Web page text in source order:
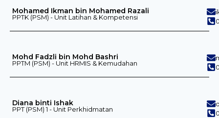
Mohamed Ikman bin Mohamed Razali
PPTK (PSM) - Unit Latihan & Kompetensi
Mohd Fadzli bin Mohd Bashri
PPTM (PSM) - Unit HRMIS & Kemudahan
Diana binti Ishak
PPT (PSM) 1 - Unit Perkhidmatan